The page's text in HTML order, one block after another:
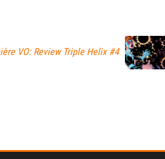
VO: Review Triple Helix #4